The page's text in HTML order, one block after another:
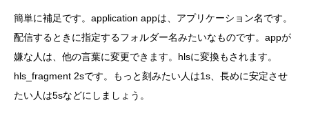
簡単に補足です。application appは、アプリケーション名です。
配信するときに指定するフォルダー名みたいなものです。appが
嫌な人は、他の言葉に変更できます。hlsに変換もされます。
hls_fragment 2sです。もっと刻みたい人は1s、長めに安定させ
たい人は5sなどにしましょう。